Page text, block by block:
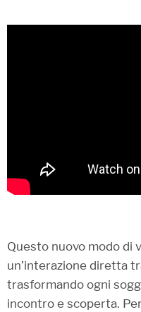
Questo nuovo modo di
un’interazione diretta
trasformando ogni
incontro e scoperta.